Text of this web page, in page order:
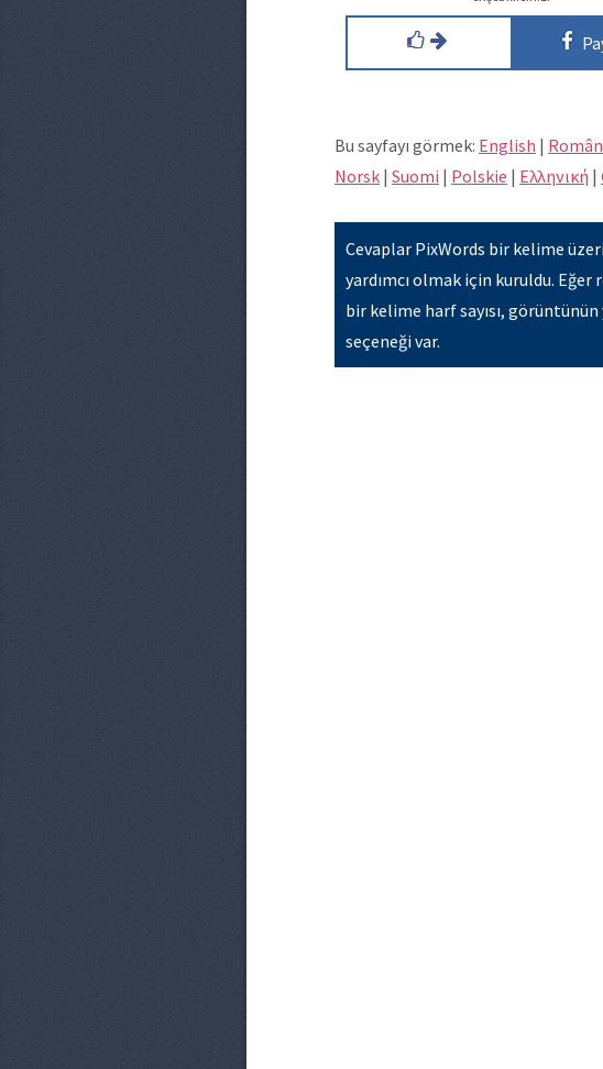
Bu sayfayı görmek: English |
Norsk | Suomi | Polskie | Eλληνική |
Cevaplar PixWords bir kelime
yardımcı olmak için kuruldu. Eğer
bir kelime harf sayısı,
seçeneği var.